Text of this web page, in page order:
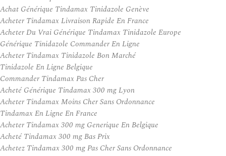
Achat Générique Tindamax Tinidazole Genève
Acheter Tindamax Livraison Rapide En France
Acheter Du Vrai Générique Tindamax Tinidazole Europe
Générique Tinidazole Commander En Ligne
Acheter Tindamax Tinidazole Bon Marché
Tinidazole En Ligne Belgique
Commander Tindamax Pas Cher
Acheté Générique Tindamax 300 mg Lyon
Acheter Tindamax Moins Cher Sans Ordonnance
Tindamax En Ligne En France
Acheter Tindamax 300 mg Generique En Belgique
Acheté Tindamax 300 mg Bas Prix
Achetez Tindamax 300 mg Pas Cher Sans Ordonnance